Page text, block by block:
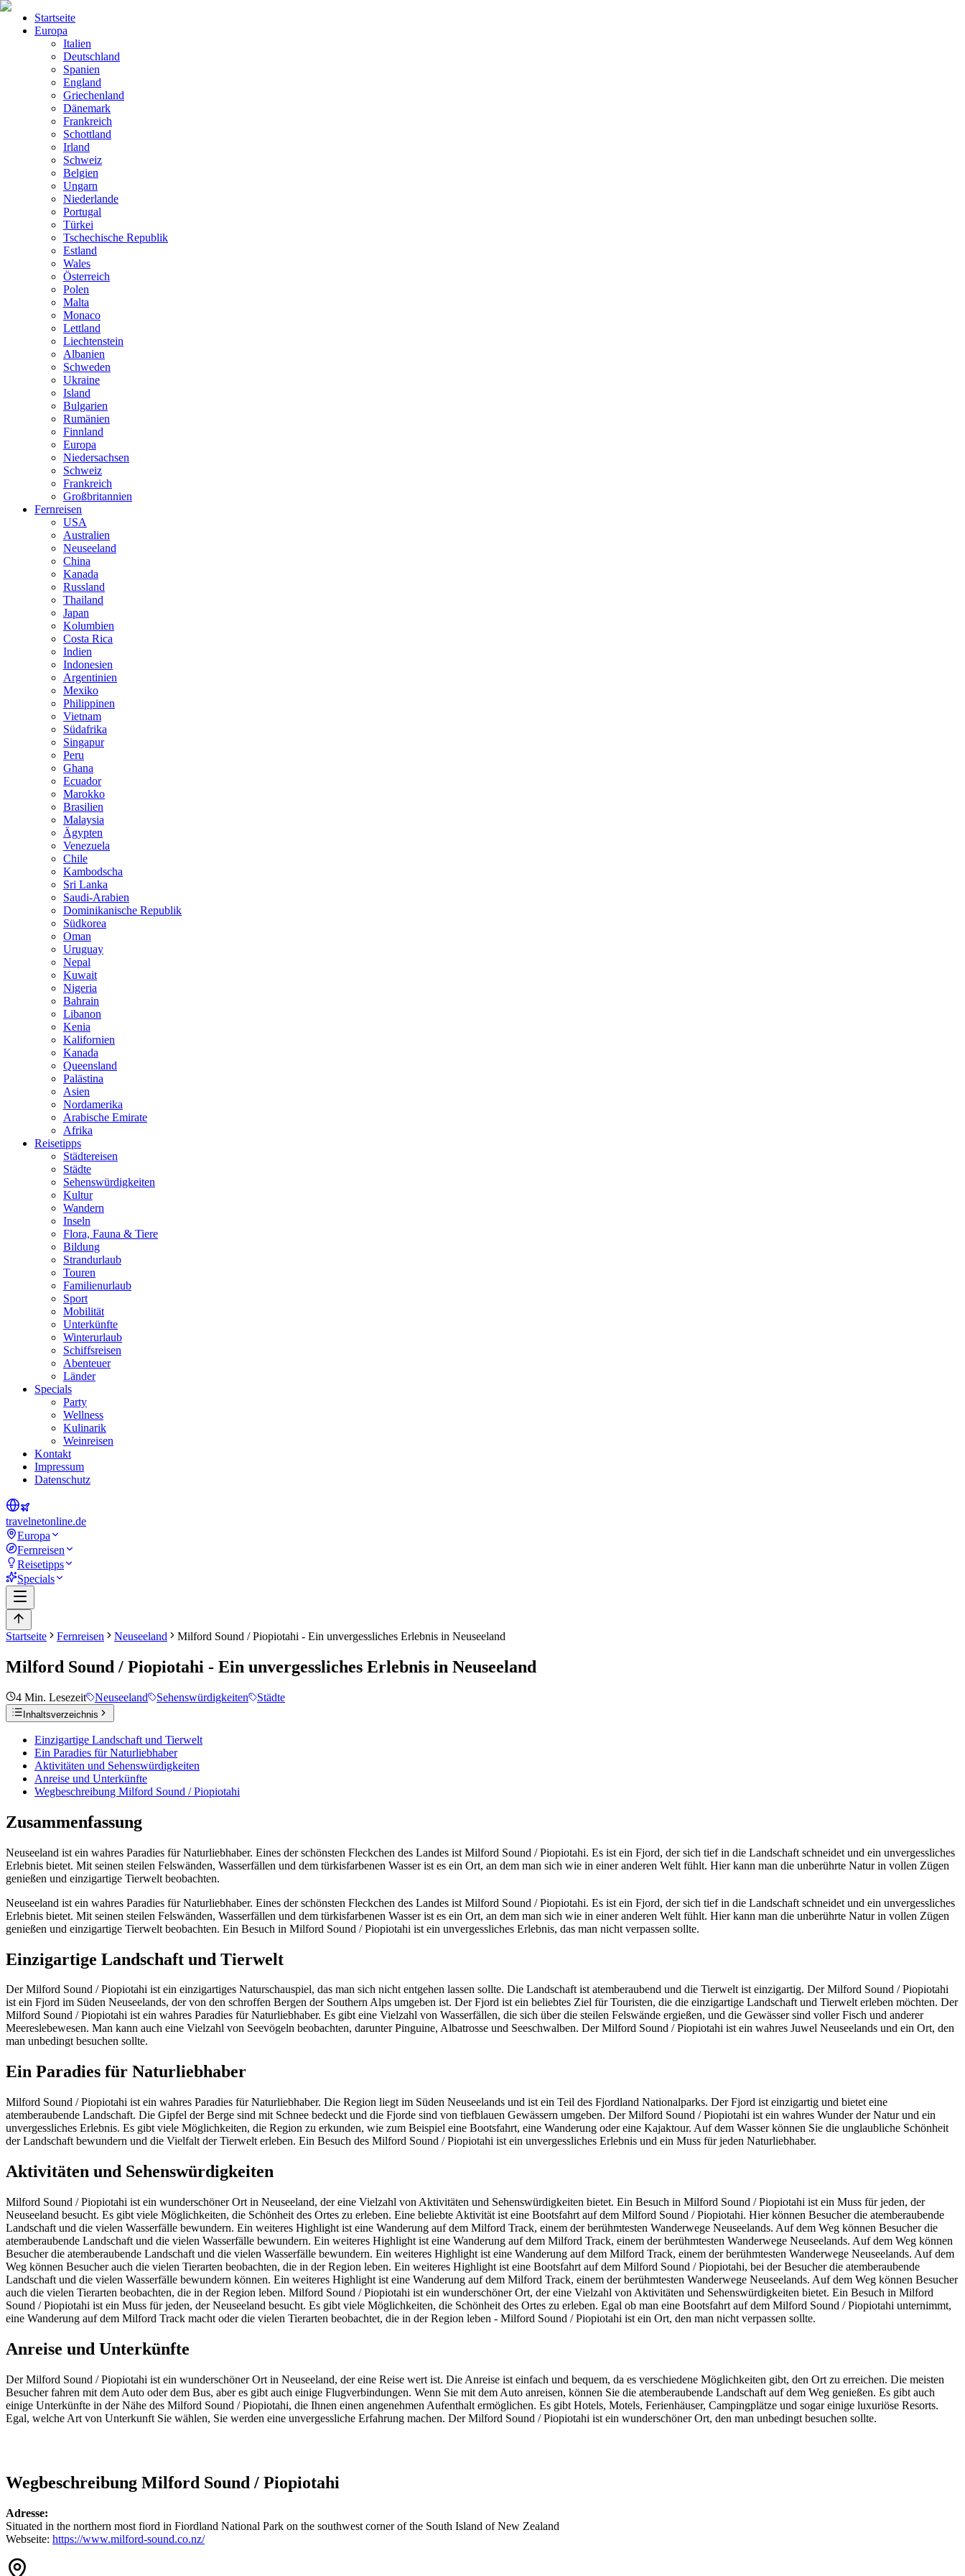
Startseite
Europa
Italien
Deutschland
Spanien
England
Griechenland
Dänemark
Frankreich
Schottland
Irland
Schweiz
Belgien
Ungarn
Niederlande
Portugal
Türkei
Tschechische Republik
Estland
Wales
Österreich
Polen
Malta
Monaco
Lettland
Liechtenstein
Albanien
Schweden
Ukraine
Island
Bulgarien
Rumänien
Finnland
Europa
Niedersachsen
Schweiz
Frankreich
Großbritannien
Fernreisen
USA
Australien
Neuseeland
China
Kanada
Russland
Thailand
Japan
Kolumbien
Costa Rica
Indien
Indonesien
Argentinien
Mexiko
Philippinen
Vietnam
Südafrika
Singapur
Peru
Ghana
Ecuador
Marokko
Brasilien
Malaysia
Ägypten
Venezuela
Chile
Kambodscha
Sri Lanka
Saudi-Arabien
Dominikanische Republik
Südkorea
Oman
Uruguay
Nepal
Kuwait
Nigeria
Bahrain
Libanon
Kenia
Kalifornien
Kanada
Queensland
Palästina
Asien
Nordamerika
Arabische Emirate
Afrika
Reisetipps
Städtereisen
Städte
Sehenswürdigkeiten
Kultur
Wandern
Inseln
Flora, Fauna & Tiere
Bildung
Strandurlaub
Touren
Familienurlaub
Sport
Mobilität
Unterkünfte
Winterurlaub
Schiffsreisen
Abenteuer
Länder
Specials
Party
Wellness
Kulinarik
Weinreisen
Kontakt
Impressum
Datenschutz
travelnetonline.de
Europa
Fernreisen
Reisetipps
Specials
Startseite Fernreisen Neuseeland Milford Sound / Piopiotahi - Ein unvergessliches Erlebnis in Neuseeland
Milford Sound / Piopiotahi - Ein unvergessliches Erlebnis in Neuseeland
4 Min. Lesezeit Neuseeland Sehenswürdigkeiten Städte
Inhaltsverzeichnis
Einzigartige Landschaft und Tierwelt
Ein Paradies für Naturliebhaber
Aktivitäten und Sehenswürdigkeiten
Anreise und Unterkünfte
Wegbeschreibung Milford Sound / Piopiotahi
Zusammenfassung
Neuseeland ist ein wahres Paradies für Naturliebhaber. Eines der schönsten Fleckchen des Landes ist Milford Sound / Piopiotahi. Es ist ein Fjord, der sich tief in die Landschaft schneidet und ein unvergessliches
Erlebnis bietet. Mit seinen steilen Felswänden, Wasserfällen und dem türkisfarbenen Wasser ist es ein Ort, an dem man sich wie in einer anderen Welt fühlt. Hier kann man die unberührte Natur in vollen Zügen
genießen und einzigartige Tierwelt beobachten.
Neuseeland ist ein wahres Paradies für Naturliebhaber. Eines der schönsten Fleckchen des Landes ist Milford Sound / Piopiotahi. Es ist ein Fjord, der sich tief in die Landschaft schneidet und ein unvergessliches
Erlebnis bietet. Mit seinen steilen Felswänden, Wasserfällen und dem türkisfarbenen Wasser ist es ein Ort, an dem man sich wie in einer anderen Welt fühlt. Hier kann man die unberührte Natur in vollen Zügen
genießen und einzigartige Tierwelt beobachten. Ein Besuch in Milford Sound / Piopiotahi ist ein unvergessliches Erlebnis, das man nicht verpassen sollte.
Einzigartige Landschaft und Tierwelt
Der Milford Sound / Piopiotahi ist ein einzigartiges Naturschauspiel, das man sich nicht entgehen lassen sollte. Die Landschaft ist atemberaubend und die Tierwelt ist einzigartig. Der Milford Sound / Piopiotahi
ist ein Fjord im Süden Neuseelands, der von den schroffen Bergen der Southern Alps umgeben ist. Der Fjord ist ein beliebtes Ziel für Touristen, die die einzigartige Landschaft und Tierwelt erleben möchten. Der
Milford Sound / Piopiotahi ist ein wahres Paradies für Naturliebhaber. Es gibt eine Vielzahl von Wasserfällen, die sich über die steilen Felswände ergießen, und die Gewässer sind voller Fisch und anderer
Meereslebewesen. Man kann auch eine Vielzahl von Seevögeln beobachten, darunter Pinguine, Albatrosse und Seeschwalben. Der Milford Sound / Piopiotahi ist ein wahres Juwel Neuseelands und ein Ort, den
man unbedingt besuchen sollte.
Ein Paradies für Naturliebhaber
Milford Sound / Piopiotahi ist ein wahres Paradies für Naturliebhaber. Die Region liegt im Süden Neuseelands und ist ein Teil des Fjordland Nationalparks. Der Fjord ist einzigartig und bietet eine
atemberaubende Landschaft. Die Gipfel der Berge sind mit Schnee bedeckt und die Fjorde sind von tiefblauen Gewässern umgeben. Der Milford Sound / Piopiotahi ist ein wahres Wunder der Natur und ein
unvergessliches Erlebnis. Es gibt viele Möglichkeiten, die Region zu erkunden, wie zum Beispiel eine Bootsfahrt, eine Wanderung oder eine Kajaktour. Auf dem Wasser können Sie die unglaubliche Schönheit
der Landschaft bewundern und die Vielfalt der Tierwelt erleben. Ein Besuch des Milford Sound / Piopiotahi ist ein unvergessliches Erlebnis und ein Muss für jeden Naturliebhaber.
Aktivitäten und Sehenswürdigkeiten
Milford Sound / Piopiotahi ist ein wunderschöner Ort in Neuseeland, der eine Vielzahl von Aktivitäten und Sehenswürdigkeiten bietet. Ein Besuch in Milford Sound / Piopiotahi ist ein Muss für jeden, der
Neuseeland besucht. Es gibt viele Möglichkeiten, die Schönheit des Ortes zu erleben. Eine beliebte Aktivität ist eine Bootsfahrt auf dem Milford Sound / Piopiotahi. Hier können Besucher die atemberaubende
Landschaft und die vielen Wasserfälle bewundern. Ein weiteres Highlight ist eine Wanderung auf dem Milford Track, einem der berühmtesten Wanderwege Neuseelands. Auf dem Weg können Besucher die
atemberaubende Landschaft und die vielen Wasserfälle bewundern. Ein weiteres Highlight ist eine Wanderung auf dem Milford Track, einem der berühmtesten Wanderwege Neuseelands. Auf dem Weg können
Besucher die atemberaubende Landschaft und die vielen Wasserfälle bewundern. Ein weiteres Highlight ist eine Wanderung auf dem Milford Track, einem der berühmtesten Wanderwege Neuseelands. Auf dem
Weg können Besucher auch die vielen Tierarten beobachten, die in der Region leben. Ein weiteres Highlight ist eine Bootsfahrt auf dem Milford Sound / Piopiotahi, bei der Besucher die atemberaubende
Landschaft und die vielen Wasserfälle bewundern können. Ein weiteres Highlight ist eine Wanderung auf dem Milford Track, einem der berühmtesten Wanderwege Neuseelands. Auf dem Weg können Besucher
auch die vielen Tierarten beobachten, die in der Region leben. Milford Sound / Piopiotahi ist ein wunderschöner Ort, der eine Vielzahl von Aktivitäten und Sehenswürdigkeiten bietet. Ein Besuch in Milford
Sound / Piopiotahi ist ein Muss für jeden, der Neuseeland besucht. Es gibt viele Möglichkeiten, die Schönheit des Ortes zu erleben. Egal ob man eine Bootsfahrt auf dem Milford Sound / Piopiotahi unternimmt,
eine Wanderung auf dem Milford Track macht oder die vielen Tierarten beobachtet, die in der Region leben - Milford Sound / Piopiotahi ist ein Ort, den man nicht verpassen sollte.
Anreise und Unterkünfte
Der Milford Sound / Piopiotahi ist ein wunderschöner Ort in Neuseeland, der eine Reise wert ist. Die Anreise ist einfach und bequem, da es verschiedene Möglichkeiten gibt, den Ort zu erreichen. Die meisten
Besucher fahren mit dem Auto oder dem Bus, aber es gibt auch einige Flugverbindungen. Wenn Sie mit dem Auto anreisen, können Sie die atemberaubende Landschaft auf dem Weg genießen. Es gibt auch
einige Unterkünfte in der Nähe des Milford Sound / Piopiotahi, die Ihnen einen angenehmen Aufenthalt ermöglichen. Es gibt Hotels, Motels, Ferienhäuser, Campingplätze und sogar einige luxuriöse Resorts.
Egal, welche Art von Unterkunft Sie wählen, Sie werden eine unvergessliche Erfahrung machen. Der Milford Sound / Piopiotahi ist ein wunderschöner Ort, den man unbedingt besuchen sollte.
Wegbeschreibung Milford Sound / Piopiotahi
Adresse:
Situated in the northern most fiord in Fiordland National Park on the southwest corner of the South Island of New Zealand
Webseite: https://www.milford-sound.co.nz/